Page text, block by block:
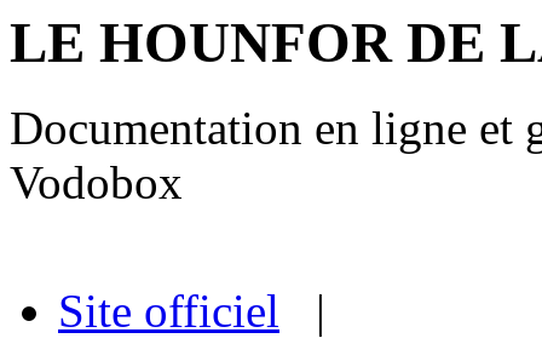
LE HOUNFOR DE
Documentation en ligne et
Vodobox
Site officiel |